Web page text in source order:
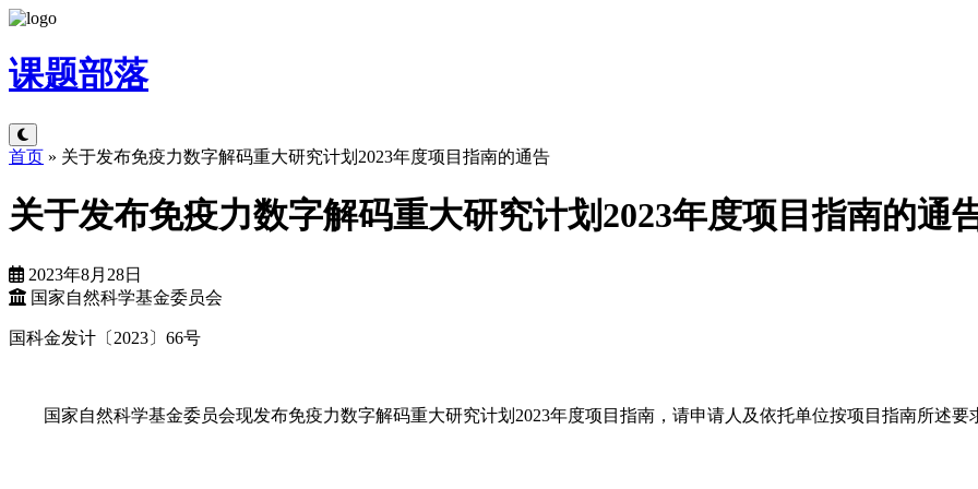
课题部落
首页 » 关于发布免疫力数字解码重大研究计划2023年度项目指南的通告
关于发布免疫力数字解码重大研究计划2023年度项目指南的通
2023年8月28日
国家自然科学基金委员会
国科金发计〔2023〕66号
国家自然科学基金委员会现发布免疫力数字解码重大研究计划2023年度项目指南，请申请人及依托单位按项目指南所述要